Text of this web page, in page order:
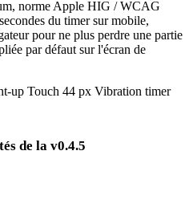
norme Apple HIG / WCAG
du timer sur mobile,
pour ne plus perdre une partie
par défaut sur l'écran de
up Touch 44 px Vibration timer
de la v0.4.5